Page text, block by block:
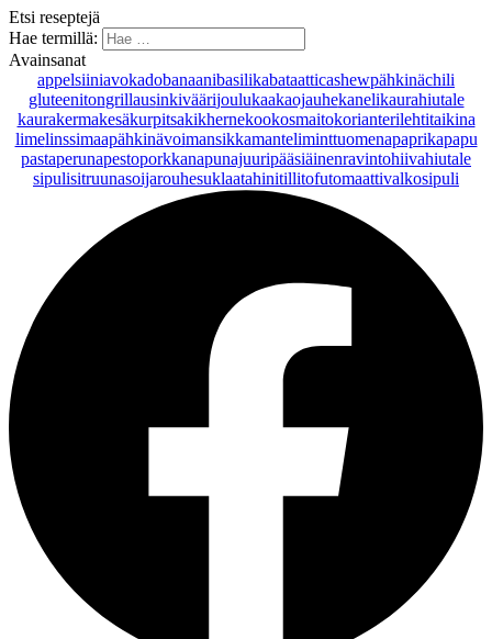
Etsi reseptejä
Hae termillä:
Avainsanat
appelsiiniavokadobanaanibasilikabataatticashewpähkinächili
gluteenitongrillausinkiväärijoulukaakaojauhekanelikaurahiutale
kaurakermakesäkurpitsakikhernekookosmaitokorianterilehtitaikina
limelinssimaapähkinävoimansikkamanteliminttuomenapaprikapapu
pastaperunapestoporkkanapunajuuripääsiäinenravintohiivahiutale
sipulisitruunasoijarouhesuklaatahinitillitofutomaattivalkosipuli